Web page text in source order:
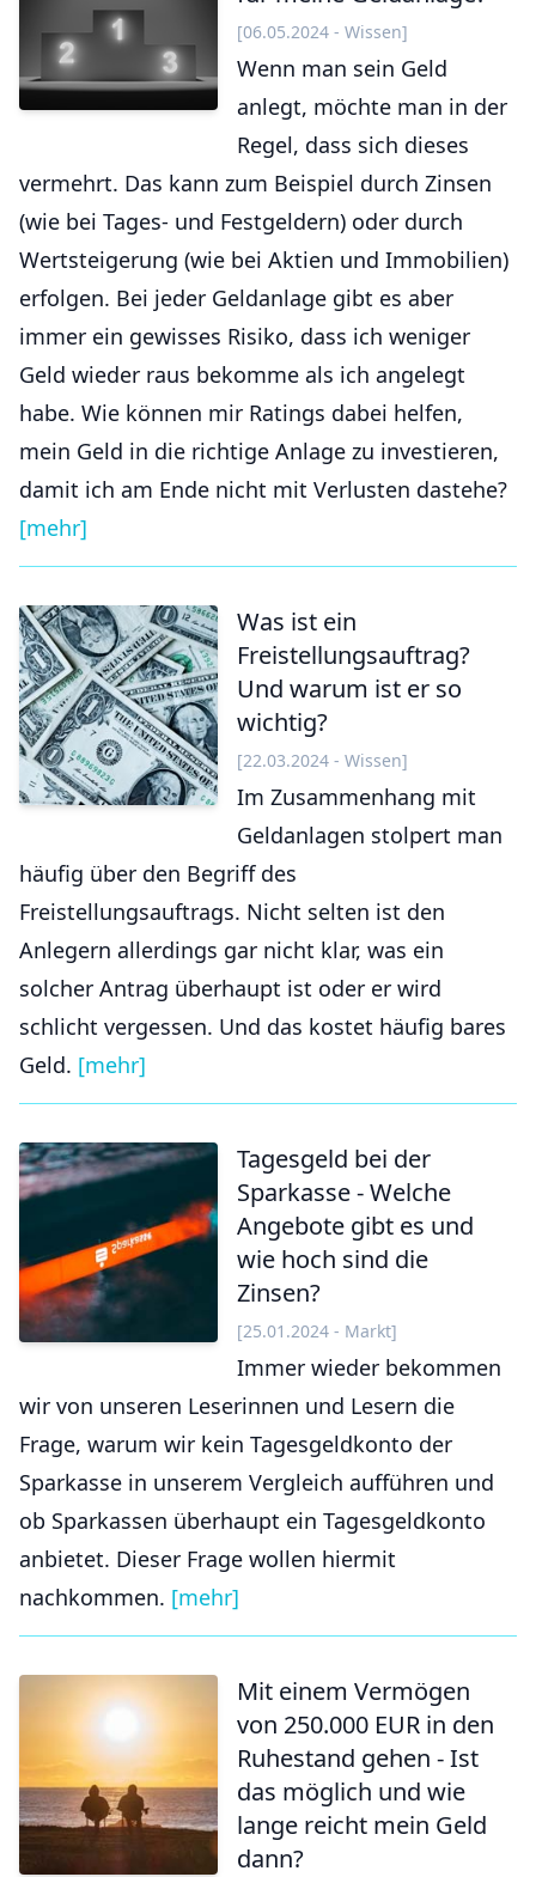
[06.05.2024 - Wissen]
Wenn man sein Geld
anlegt, möchte man in der
Regel, dass sich dieses
vermehrt. Das kann zum Beispiel durch Zinsen
(wie bei Tages- und Festgeldern) oder durch
Wertsteigerung (wie bei Aktien und Immobilien)
erfolgen. Bei jeder Geldanlage gibt es aber
immer ein gewisses Risiko, dass ich weniger
Geld wieder raus bekomme als ich angelegt
habe. Wie können mir Ratings dabei helfen,
mein Geld in die richtige Anlage zu investieren,
damit ich am Ende nicht mit Verlusten dastehe?
[mehr]
Was ist ein
Freistellungsauftrag?
Und warum ist er so
wichtig?
[22.03.2024 - Wissen]
Im Zusammenhang mit
Geldanlagen stolpert man
häufig über den Begriff des
Freistellungsauftrags. Nicht selten ist den
Anlegern allerdings gar nicht klar, was ein
solcher Antrag überhaupt ist oder er wird
schlicht vergessen. Und das kostet häufig bares
Geld. [mehr]
Tagesgeld bei der
Sparkasse - Welche
Angebote gibt es und
wie hoch sind die
Zinsen?
[25.01.2024 - Markt]
Immer wieder bekommen
wir von unseren Leserinnen und Lesern die
Frage, warum wir kein Tagesgeldkonto der
Sparkasse in unserem Vergleich aufführen und
ob Sparkassen überhaupt ein Tagesgeldkonto
anbietet. Dieser Frage wollen hiermit
nachkommen. [mehr]
Mit einem Vermögen
von 250.000 EUR in den
Ruhestand gehen - Ist
das möglich und wie
lange reicht mein Geld
dann?